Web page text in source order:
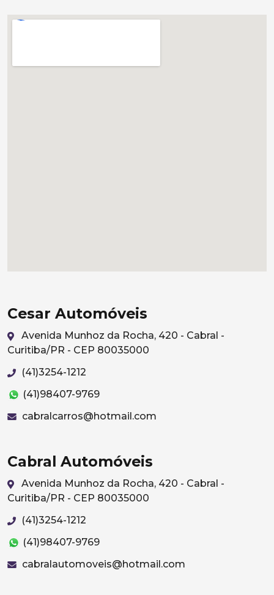
Cesar Automóveis
Avenida Munhoz da Rocha, 420 - Cabral -
Curitiba/PR - CEP 80035000
(41)3254-1212
(41)98407-9769
cabralcarros@hotmail.com
Cabral Automóveis
Avenida Munhoz da Rocha, 420 - Cabral -
Curitiba/PR - CEP 80035000
(41)3254-1212
(41)98407-9769
cabralautomoveis@hotmail.com